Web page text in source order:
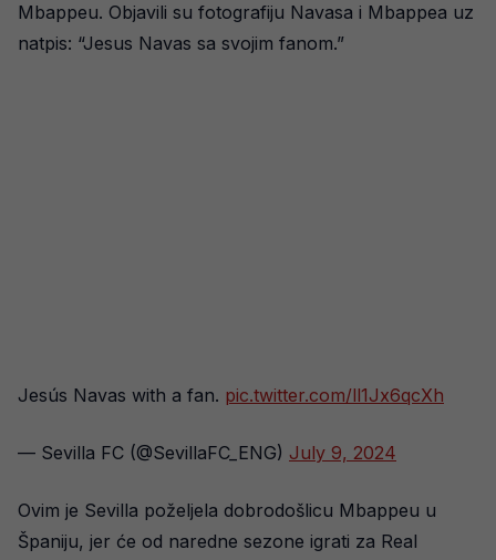
Mbappeu. Objavili su fotografiju Navasa i Mbappea uz
natpis: “Jesus Navas sa svojim fanom.”
Jesús Navas with a fan. pic.twitter.com/ll1Jx6qcXh
— Sevilla FC (@SevillaFC_ENG) July 9, 2024
Ovim je Sevilla poželjela dobrodošlicu Mbappeu u
Španiju, jer će od naredne sezone igrati za Real